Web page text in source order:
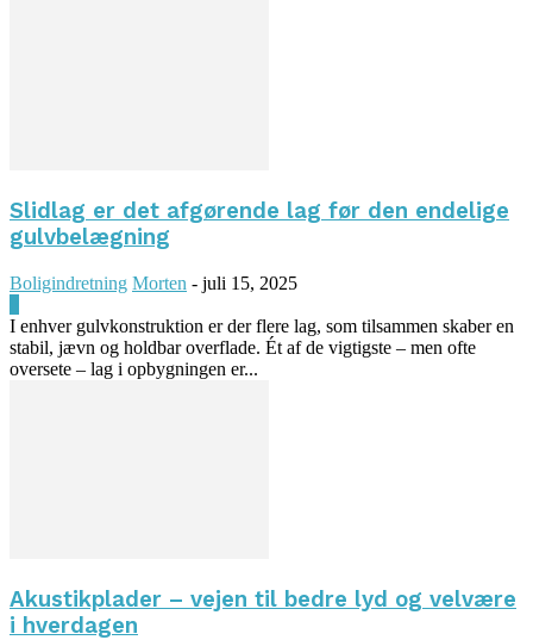
Slidlag er det afgørende lag før den endelige
gulvbelægning
Boligindretning Morten - juli 15, 2025
I enhver gulvkonstruktion er der flere lag, som tilsammen skaber en
stabil, jævn og holdbar overflade. Ét af de vigtigste – men ofte
oversete – lag i opbygningen er...
Akustikplader – vejen til bedre lyd og velvære
i hverdagen